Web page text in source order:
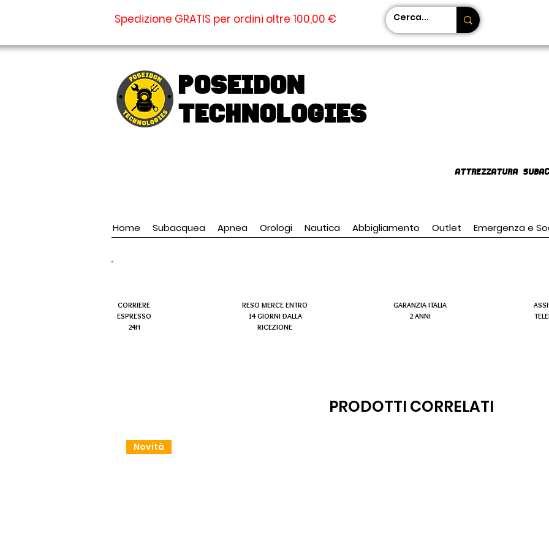
Spedizione GRATIS per ordini oltre 100,00 €
Poseidon
TECHNOLOGIES
AttrezzaturA
Home Subacquea Apnea Orologi Nautica Abbigliamento Outlet Emergenza e
CORRIERE
ESPRESSO
24H
RESO MERCE ENTRO
14 GIORNI DALLA
RICEZIONE
GARANZIA ITALIA
2 ANNI
PRODOTTI CORRELATI
Novità